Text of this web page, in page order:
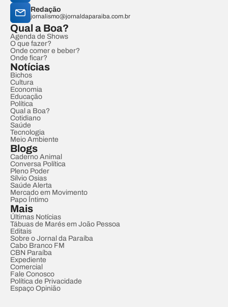
Redação
jornalismo@jornaldaparaiba.com.br
Qual a Boa?
Agenda de Shows
O que fazer?
Onde comer e beber?
Onde ficar?
Notícias
Bichos
Cultura
Economia
Educação
Política
Qual a Boa?
Cotidiano
Saúde
Tecnologia
Meio Ambiente
Blogs
Caderno Animal
Conversa Política
Pleno Poder
Sílvio Osias
Saúde Alerta
Mercado em Movimento
Papo Íntimo
Mais
Últimas Notícias
Tábuas de Marés em João Pessoa
Editais
Sobre o Jornal da Paraíba
Cabo Branco FM
CBN Paraíba
Expediente
Comercial
Fale Conosco
Política de Privacidade
Espaço Opinião